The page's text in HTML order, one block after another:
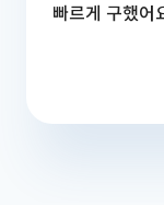
빠르게 구했어